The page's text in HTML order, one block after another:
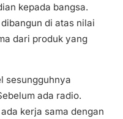
kepada bangsa.
di atas nilai
dari produk yang
sesungguhnya
ada radio.
kerja sama dengan